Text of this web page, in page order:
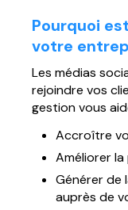
Pourquoi
votre
Les médias
rejoindre vos
gestion vous
Accroître
Améliorer
Générer de
auprès de